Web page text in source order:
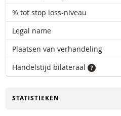
% tot stop loss-niveau
Legal name
Plaatsen van verhandeling
Handelstijd bilateraal
TOGGLE
STATISTIEKEN